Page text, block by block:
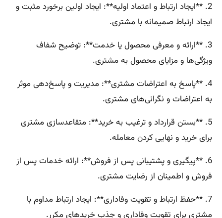
2. **ایجاد ارتباط و اعتماد اولیه**: ایجاد اولین برخورد مثبت و
ایجاد ارتباط صمیمانه با مشتری.
3. **ارائه و معرفی محصول یا خدمت**: توضیح شفاف
ویژگی‌ها و مزایای محصول به مشتری.
4. **پاسخ به اعتراضات مشتری**: مدیریت و پاسخ‌دهی موثر
به اعتراضات و نگرانی‌های مشتری.
5. **بستن قرارداد و ترغیب به خرید**: متقاعدسازی مشتری
برای خرید و نهایی کردن معامله.
6. **پیگیری و پشتیبانی پس از فروش**: ارائه خدمات پس از
فروش و اطمینان از رضایت مشتری.
7. **حفظ ارتباط و تقویت وفاداری**: ایجاد ارتباط مداوم با
مشتری برای تقویت وفاداری و جذب خریدهای مکرر.